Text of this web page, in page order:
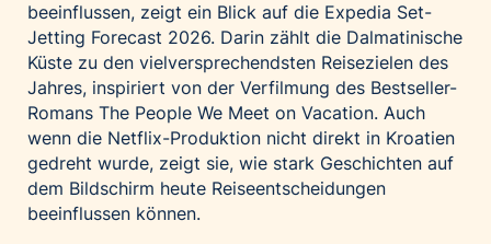
beeinflussen, zeigt ein Blick auf die Expedia Set-
Jetting Forecast 2026. Darin zählt die Dalmatinische
Küste zu den vielversprechendsten Reisezielen des
Jahres, inspiriert von der Verfilmung des Bestseller-
Romans The People We Meet on Vacation. Auch
wenn die Netflix-Produktion nicht direkt in Kroatien
gedreht wurde, zeigt sie, wie stark Geschichten auf
dem Bildschirm heute Reiseentscheidungen
beeinflussen können.